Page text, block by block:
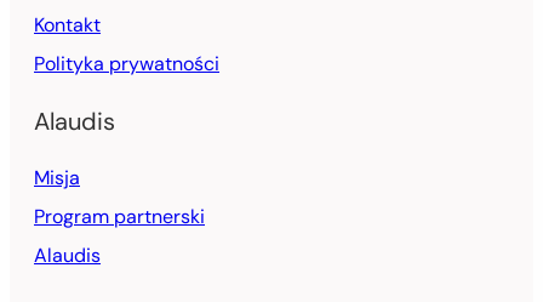
Kontakt
Polityka prywatności
Alaudis
Misja
Program partnerski
Alaudis